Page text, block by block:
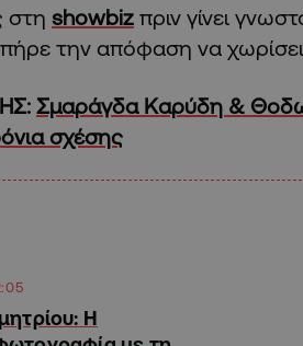
στη showbiz πριν γίνει
την απόφαση να
Σμαράγδα Καρύδη &
σχέσης
Η